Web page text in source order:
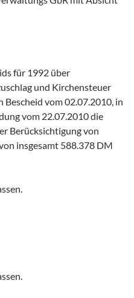
für 1992 über
und Kirchensteuer
vom 02.07.2010, in
vom 22.07.2010 die
Berücksichtigung von
insgesamt 588.378 DM